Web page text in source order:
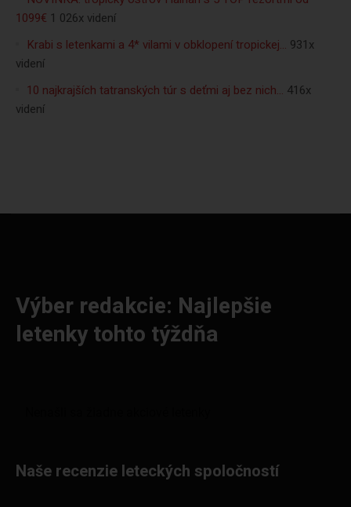
1099€ 1 026x videní
Krabi s letenkami a 4* vilami v obklopení tropickej… 931x
videní
10 najkrajších tatranských túr s deťmi aj bez nich… 416x
videní
Výber redakcie: Najlepšie
letenky tohto týždňa
Naše recenzie leteckých spoločností